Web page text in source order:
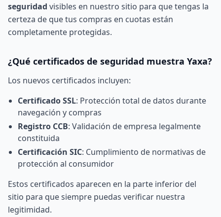
seguridad visibles en nuestro sitio para que tengas la
certeza de que tus compras en cuotas están
completamente protegidas.
¿Qué certificados de seguridad muestra Yaxa?
Los nuevos certificados incluyen:
Certificado SSL: Protección total de datos durante
navegación y compras
Registro CCB: Validación de empresa legalmente
constituida
Certificación SIC: Cumplimiento de normativas de
protección al consumidor
Estos certificados aparecen en la parte inferior del
sitio para que siempre puedas verificar nuestra
legitimidad.